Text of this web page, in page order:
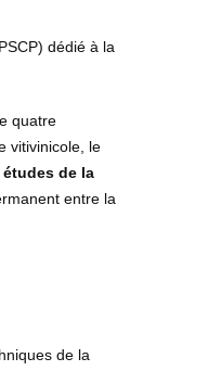
dédié à la
quatre
vitivinicole, le
de la
entre la
de la